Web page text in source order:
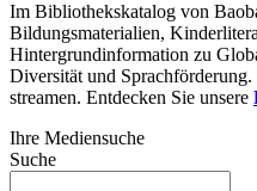
Im Bibliothekskatalog von
Bildungsmaterialien,
Hintergrundinformation zu
Diversität und
streamen. Entdecken Sie unsere
Ihre Mediensuche
Suche